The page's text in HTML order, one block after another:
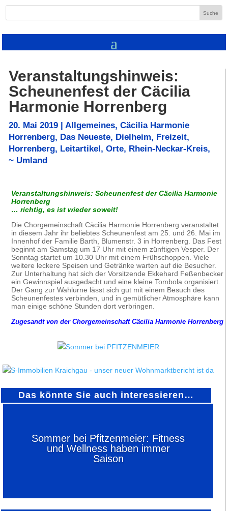
Veranstaltungshinweis:
Scheunenfest der Cäcilia
Harmonie Horrenberg
20. Mai 2019 | Allgemeines, Cäcilia Harmonie
Horrenberg, Das Neueste, Dielheim, Freizeit,
Horrenberg, Leitartikel, Orte, Rhein-Neckar-Kreis,
~ Umland
Veranstaltungshinweis: Scheunenfest der Cäcilia Harmonie
Horrenberg
… richtig, es ist wieder soweit!
Die Chorgemeinschaft Cäcilia Harmonie Horrenberg veranstaltet
in diesem Jahr ihr beliebtes Scheunenfest am 25. und 26. Mai im
Innenhof der Familie Barth, Blumenstr. 3 in Horrenberg. Das Fest
beginnt am Samstag um 17 Uhr mit einem zünftigen Vesper. Der
Sonntag startet um 10.30 Uhr mit einem Frühschoppen. Viele
weitere leckere Speisen und Getränke warten auf die Besucher.
Zur Unterhaltung hat sich der Vorsitzende Ekkehard Feßenbecker
ein Gewinnspiel ausgedacht und eine kleine Tombola organisiert.
Der Gang zur Wahlurne lässt sich gut mit einem Besuch des
Scheunenfestes verbinden, und in gemütlicher Atmosphäre kann
man einige schöne Stunden dort verbringen.
Zugesandt von der Chorgemeinschaft Cäcilia Harmonie Horrenberg
Das könnte Sie auch interessieren…
Sommer bei Pfitzenmeier: Fitness
und Wellness haben immer
Saison